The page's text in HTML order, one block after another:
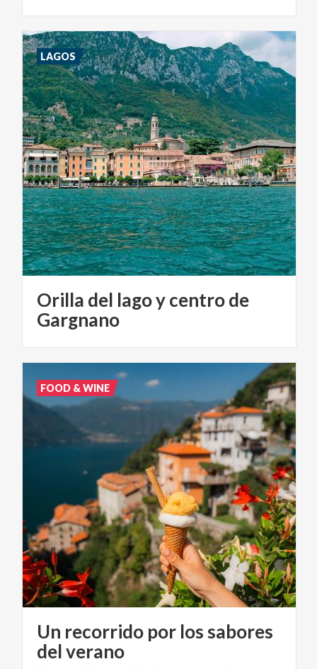
Orilla del lago y centro de
Gargnano
LAGOS
Un recorrido por los sabores
del verano
FOOD & WINE